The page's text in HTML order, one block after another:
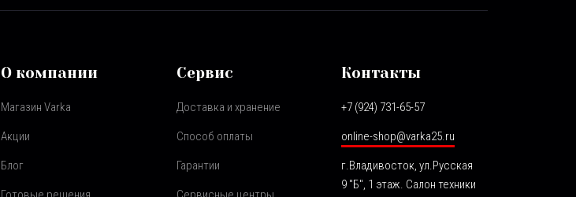
О компании
Магазин Varka
Акции
Блог
Сервис
Доставка и хранение
Способ оплаты
Гарантии
Контакты
+7 (924) 731-65-57
online-shop@varka25.ru
г.Владивосток, ул.Русская
9 "Б", 1 этаж. Салон техники